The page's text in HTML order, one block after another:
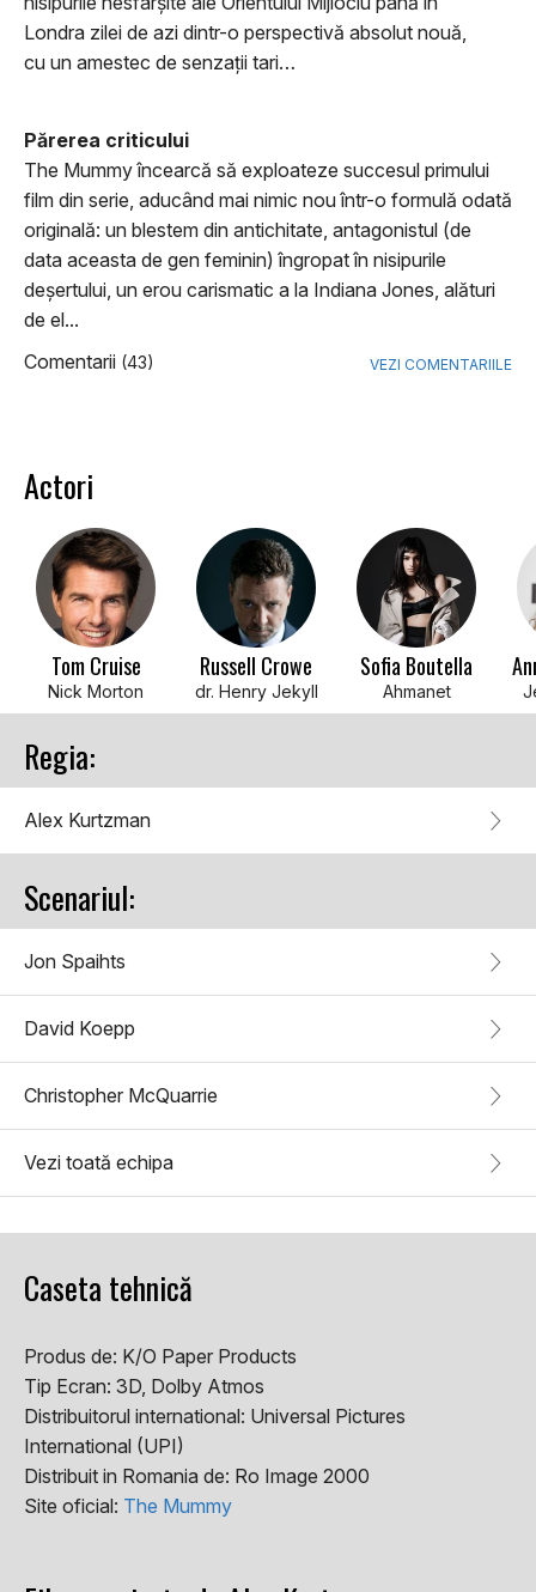
Londra zilei de azi dintr-o perspectivă absolut nouă,
cu un amestec de senzații tari…
Părerea criticului
The Mummy încearcă să exploateze succesul primului
film din serie, aducând mai nimic nou într-o formulă odată
originală: un blestem din antichitate, antagonistul (de
data aceasta de gen feminin) îngropat în nisipurile
deșertului, un erou carismatic a la Indiana Jones, alături
de el...
Comentarii (43) VEZI COMENTARIILE
Actori
Tom Cruise
Nick Morton
Russell Crowe
dr. Henry Jekyll
Sofia Boutella
Ahmanet
Regia:
Alex Kurtzman
Scenariul:
Jon Spaihts
David Koepp
Christopher McQuarrie
Vezi toată echipa
Caseta tehnică
Produs de: K/O Paper Products
Tip Ecran: 3D, Dolby Atmos
Distribuitorul international: Universal Pictures
International (UPI)
Distribuit in Romania de: Ro Image 2000
Site oficial: The Mummy